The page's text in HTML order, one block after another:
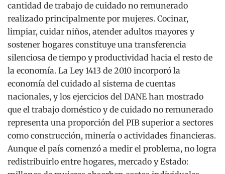
cantidad de trabajo de cuidado no remunerado
realizado principalmente por mujeres. Cocinar,
limpiar, cuidar niños, atender adultos mayores y
sostener hogares constituye una transferencia
silenciosa de tiempo y productividad hacia el resto de
la economía. La Ley 1413 de 2010 incorporó la
economía del cuidado al sistema de cuentas
nacionales, y los ejercicios del DANE han mostrado
que el trabajo doméstico y de cuidado no remunerado
representa una proporción del PIB superior a sectores
como construcción, minería o actividades financieras.
Aunque el país comenzó a medir el problema, no logra
redistribuirlo entre hogares, mercado y Estado: